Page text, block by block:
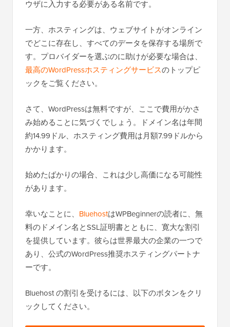
ウザに入力する必要がある名前です。
一方、ホスティングは、ウェブサイトがオンライン
でどこに存在し、すべてのデータを保存する場所で
す。プロバイダーを選ぶのに助けが必要な場合は、
最高のWordPressホスティングサービスのトップピ
ックをご覧ください。
さて、WordPressは無料ですが、ここで費用がかさ
み始めることに気づくでしょう。ドメイン名は年間
約14.99ドル、ホスティング費用は月額7.99ドルから
かかります。
始めたばかりの場合、これは少し高価になる可能性
があります。
幸いなことに、 BluehostはWPBeginnerの読者に、無
料のドメイン名とSSL証明書とともに、寛大な割引
を提供しています。彼らは世界最大の企業の一つで
あり、公式のWordPress推奨ホスティングパートナ
ーです。
Bluehost の割引を受けるには、以下のボタンをクリ
ックしてください。